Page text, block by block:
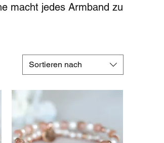
macht jedes Armband zu
Sortieren nach